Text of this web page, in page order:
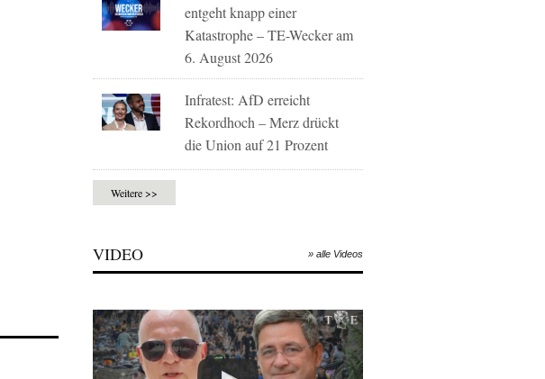
entgeht knapp einer
Katastrophe – TE-Wecker am
6. August 2026
Infratest: AfD erreicht
Rekordhoch – Merz drückt
die Union auf 21 Prozent
Weitere >>
VIDEO » alle Videos